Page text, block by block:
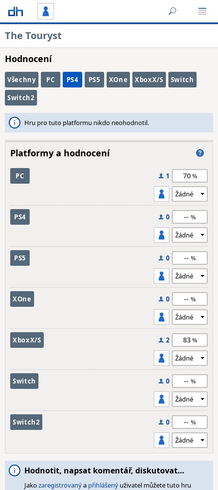
The Touryst
Hodnocení
Všechny PC PS4 PS5 XOne XboxX/S Switch
Switch2
Hru pro tuto platformu nikdo neohodnotil.
Platformy a hodnocení
PC 1 70
PS4 0 --
PS5 0 --
XOne 0 --
XboxX/S 2 83
Switch 0 --
Switch2 0 --
Hodnotit, napsat komentář, diskutovat…
Jakozaregistrovanýa přihlášený uživatel můžete tuto hru